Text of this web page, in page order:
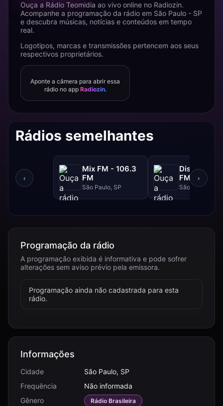
Ouça a Rádio Teomidia ao vivo online no Radiozin.
Acompanhe a programação da rádio em São Paulo - SP
e descubra músicas, notícias e conteúdos em tempo
real.
Logotipos, marcas e transmissões pertencem aos seus
respectivos proprietários.
Aponte a câmera para abrir essa
rádio no app Radiozin.
Rádios semelhantes
‹
Mix FM - 106.3
FM
São Paulo, SP
Disney -
FM
São Paulo, SP
›
Programação da rádio
A programação exibida é informativa e pode sofrer
alterações sem aviso prévio pela emissora.
Programação ainda não cadastrada para esta
rádio.
Informações
Cidade
São Paulo, SP
Frequência
Não informada
Gênero
Rádio Brasileira